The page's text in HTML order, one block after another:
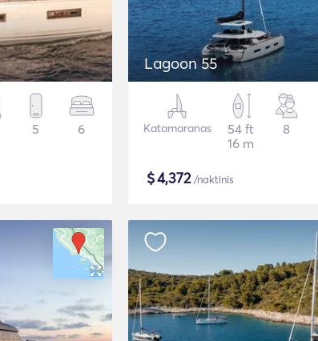
5 6
Lagoon 55
Katamaranas
54 ft
16 m
8
$4,372/naktinis